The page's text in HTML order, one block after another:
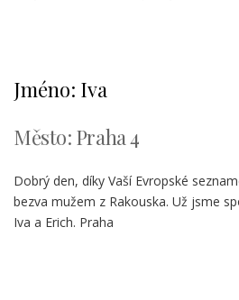
Jméno: Iva
Město: Praha 4
Dobrý den, díky Vaší Evropské
bezva mužem z Rakouska. Už jsme
Iva a Erich. Praha